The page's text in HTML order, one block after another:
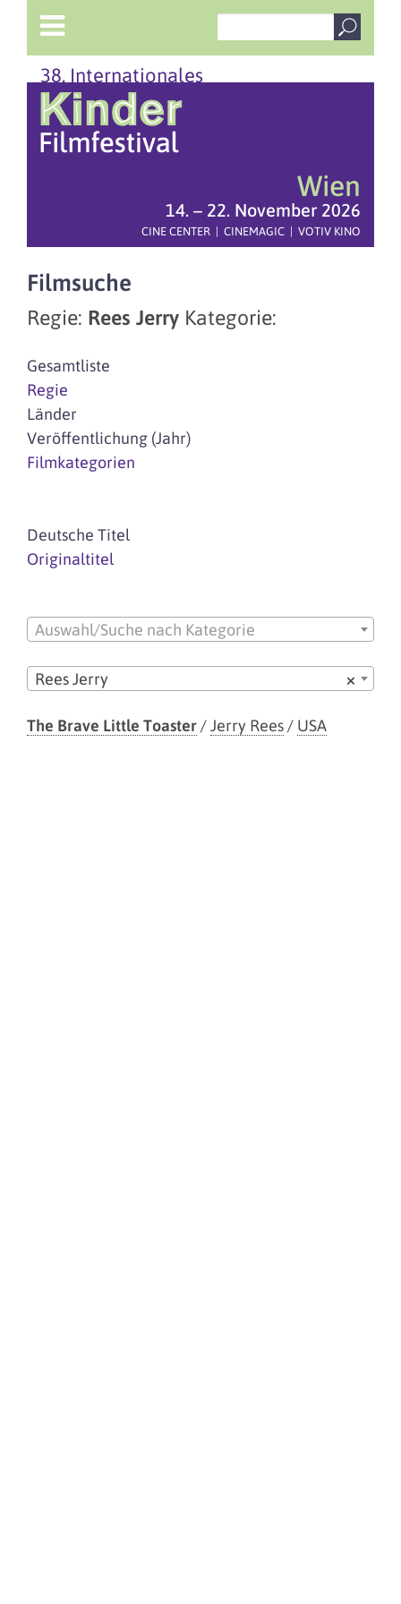
38. Internationales
Wien
14. – 22. November 2026
CINE CENTER | CINEMAGIC | VOTIV KINO
Filmsuche
Regie: Rees Jerry Kategorie:
Gesamtliste
Regie
Länder
Veröffentlichung (Jahr)
Filmkategorien
Deutsche Titel
Originaltitel
Auswahl/Suche nach Kategorie
×
Rees Jerry
The Brave Little Toaster/Jerry Rees/ USA